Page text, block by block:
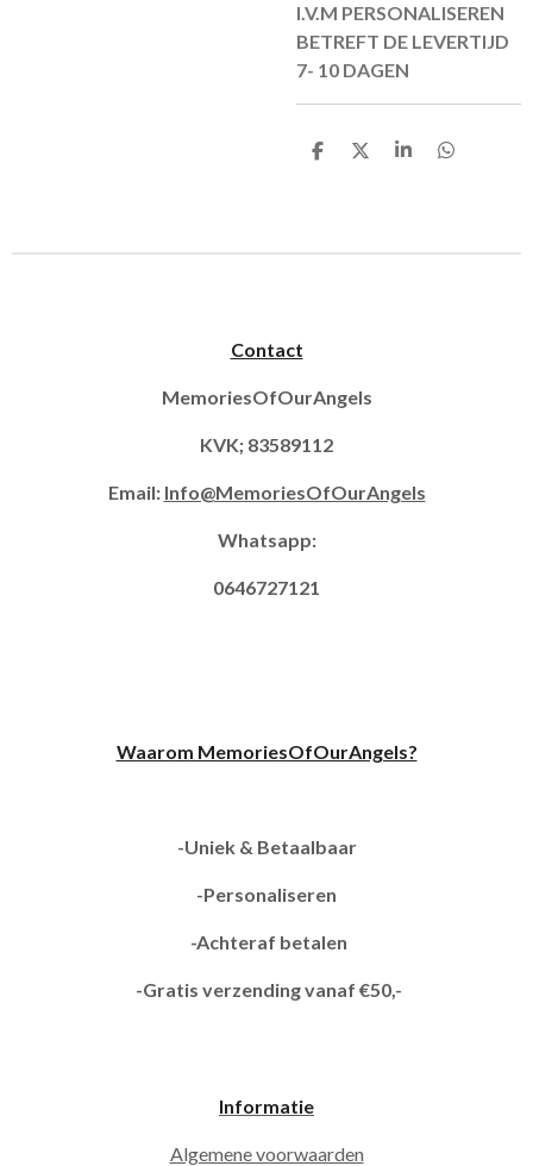
I.V.M PERSONALISEREN
BETREFT DE LEVERTIJD
7- 10 DAGEN
D
D
S
D
Contact
MemoriesOfOurAngels
KVK; 83589112
Email: Info@MemoriesOfOurAngels
Whatsapp:
0646727121
Waarom MemoriesOfOurAngels?
-Uniek & Betaalbaar
-Personaliseren
-Achteraf betalen
-Gratis verzending vanaf €50,-
Informatie
Algemene voorwaarden